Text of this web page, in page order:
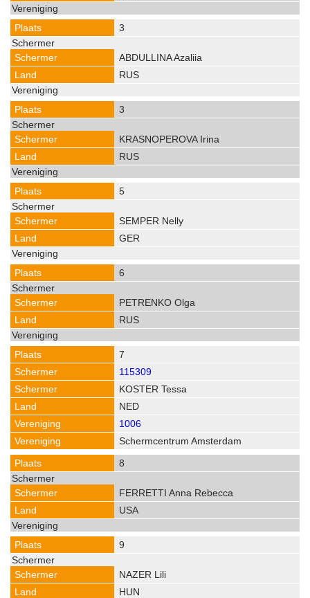
3
ABDULLINA Azaliia
RUS
3
KRASNOPEROVA Irina
RUS
5
SEMPER Nelly
GER
6
PETRENKO Olga
RUS
7
115309
KOSTER Tessa
NED
1006
Schermcentrum Amsterdam
8
FERRETTI Anna Rebecca
USA
9
NAZER Lili
HUN